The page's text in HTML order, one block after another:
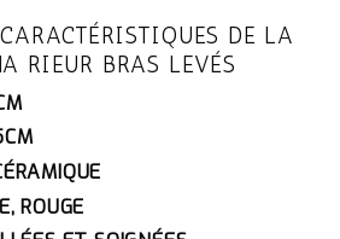
DE LA
RIEUR BRAS LEVÉS
ROUGE